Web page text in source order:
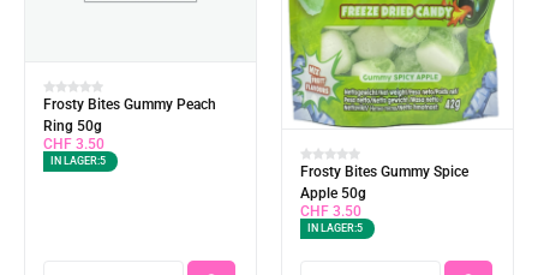
Frosty Bites Gummy Peach
Ring 50g
CHF 3.50
IN LAGER:5
Frosty Bites Gummy Spice
Apple 50g
CHF 3.50
IN LAGER:5